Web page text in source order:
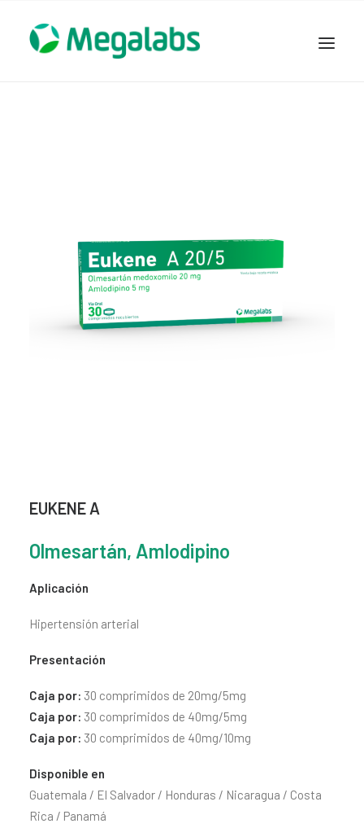
GARDEN HOUSE
NOVEDADES
SEGURIDAD Y RESPALDO
EUKENE A
Olmesartán, Amlodipino
Aplicación
Hipertensión arterial
Presentación
Caja por: 30 comprimidos de 20mg/5mg
Caja por: 30 comprimidos de 40mg/5mg
Caja por: 30 comprimidos de 40mg/10mg
Disponible en
Guatemala / El Salvador / Honduras / Nicaragua / Costa
Rica / Panamá